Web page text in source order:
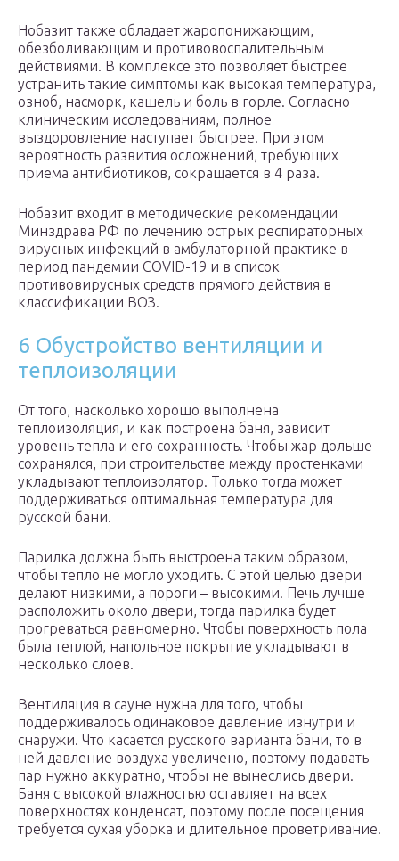
Нобазит также обладает жаропонижающим,
обезболивающим и противовоспалительным
действиями. В комплексе это позволяет быстрее
устранить такие симптомы как высокая температура,
озноб, насморк, кашель и боль в горле. Согласно
клиническим исследованиям, полное
выздоровление наступает быстрее. При этом
вероятность развития осложнений, требующих
приема антибиотиков, сокращается в 4 раза.
Нобазит входит в методические рекомендации
Минздрава РФ по лечению острых респираторных
вирусных инфекций в амбулаторной практике в
период пандемии COVID-19 и в список
противовирусных средств прямого действия в
классификации ВОЗ.
6 Обустройство вентиляции и
теплоизоляции
От того, насколько хорошо выполнена
теплоизоляция, и как построена баня, зависит
уровень тепла и его сохранность. Чтобы жар дольше
сохранялся, при строительстве между простенками
укладывают теплоизолятор. Только тогда может
поддерживаться оптимальная температура для
русской бани.
Парилка должна быть выстроена таким образом,
чтобы тепло не могло уходить. С этой целью двери
делают низкими, а пороги – высокими. Печь лучше
расположить около двери, тогда парилка будет
прогреваться равномерно. Чтобы поверхность пола
была теплой, напольное покрытие укладывают в
несколько слоев.
Вентиляция в сауне нужна для того, чтобы
поддерживалось одинаковое давление изнутри и
снаружи. Что касается русского варианта бани, то в
ней давление воздуха увеличено, поэтому подавать
пар нужно аккуратно, чтобы не вынеслись двери.
Баня с высокой влажностью оставляет на всех
поверхностях конденсат, поэтому после посещения
требуется сухая уборка и длительное проветривание.